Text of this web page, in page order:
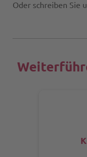
Oder schreiben Sie